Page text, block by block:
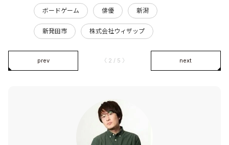
ボードゲーム 俳優 新潟
新発田市 株式会社ウィザップ
prev 〈 2 / 5 〉 next